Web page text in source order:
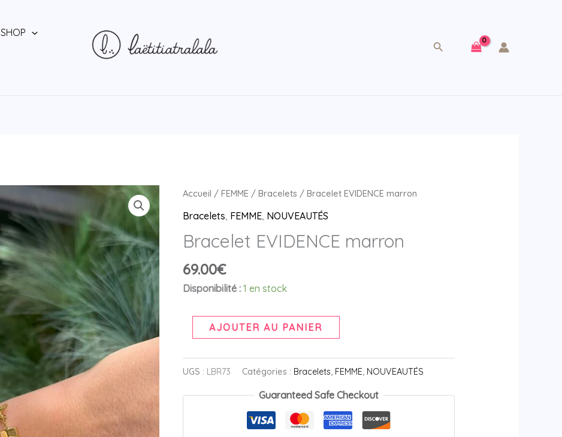
SHOP
Rechercher
Accueil /FEMME /Bracelets / Bracelet EVIDENCE marron
Bracelets FEMME NOUVEAUTÉS
Bracelet EVIDENCE marron
69.00€
Disponibilité : 1 en stock
quantité
de
EVIDENCE
AJOUTER AU PANIER
UGS : LBR73 Catégories : Bracelets, FEMME, NOUVEAUTÉS
Guaranteed Safe Checkout